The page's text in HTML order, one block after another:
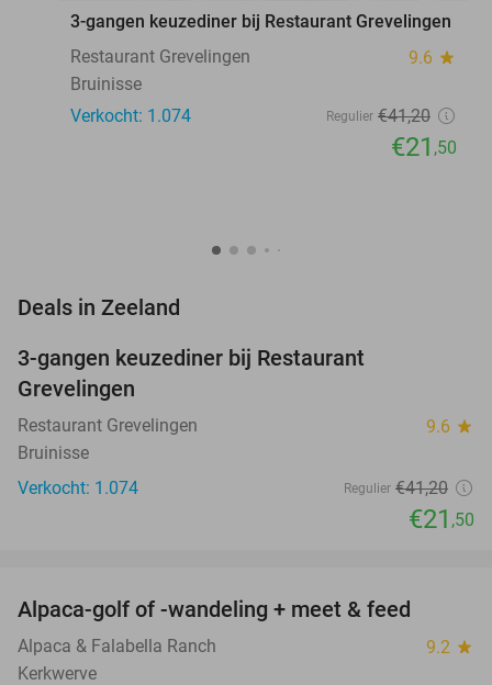
3-gangen keuzediner bij Restaurant Grevelingen
Restaurant Grevelingen
9.6 star
Bruinisse
Verkocht: 1.074
Regulier €41,20
€21 ,50
Deals in Zeeland
3-gangen keuzediner bij Restaurant
Grevelingen
Restaurant Grevelingen 9.6 star
Bruinisse
Verkocht: 1.074
Regulier €41,20
€21 ,50
Alpaca-golf of -wandeling + meet & feed
Alpaca & Falabella Ranch 9.2 star
Kerkwerve